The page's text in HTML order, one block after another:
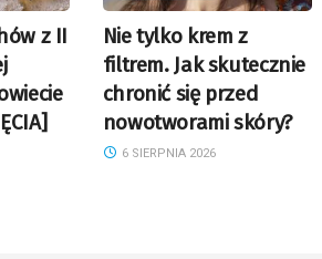
z II
Nie tylko krem z
filtrem. Jak skutecznie
chronić się przed
nowotworami skóry?
6 SIERPNIA 2026